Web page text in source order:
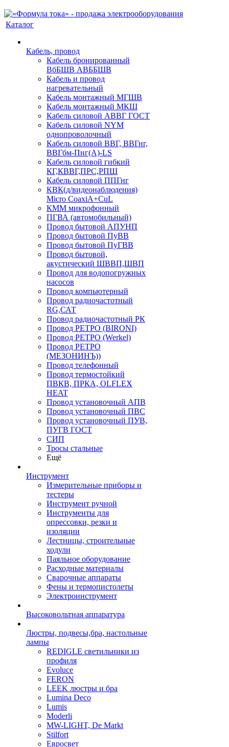
Каталог
Кабель, провод
Кабель бронированный
ВбБШВ АВББШВ
Кабель и провод
нагревательный
Кабель монтажный МГШВ
Кабель монтажный МКШ
Кабель силовой АВВГ ГОСТ
Кабель силовой NYM
однопроволочный
Кабель силовой ВВГ, ВВГнг,
ВВГбм-Пнг(А)-LS
Кабель силовой гибкий
КГ,КВВГ,ПРС,РПШ
Кабель силовой ППГнг
КВК(д/видеонаблюдения)
Micro CoaxiA+CuL
КММ микрофонный
ПГВА (автомобильный)
Провод бытовой АПУНП
Провод бытовой ПуВВ
Провод бытовой ПуГВВ
Провод бытовой,
акустический ШВВП,ШВП
Провод для водопогружных
насосов
Провод компьютерный
Провод радиочастотный
RG,САТ
Провод радиочастотный РК
Провод РЕТРО (BIRONI)
Провод РЕТРО (Werkel)
Провод РЕТРО
(МЕЗОНИНЪ))
Провод телефонный
Провод термостойкий
ПВКВ, ПРКА, OLFLEX
HEAT
Провод установочный АПВ
Провод установочный ПВС
Провод установочный ПУВ,
ПУГВ ГОСТ
СИП
Тросы стальные
Ещё
Инструмент
Измерительные приборы и
тестеры
Инструмент ручной
Инструменты для
опрессовки, резки и
изоляции
Лестницы, строительные
ходули
Паяльное оборудование
Расходные материалы
Сварочные аппараты
Фены и термопистолеты
Электроинструмент
Высоковольтная аппаратура
Люстры, подвесы,бра, настольные
лампы
REDIGLE светильники из
профиля
Evoluce
FERON
LEEK люстры и бра
Lumina Deco
Lumis
Moderli
MW-LIGHT, De Markt
Stilfort
Евросвет